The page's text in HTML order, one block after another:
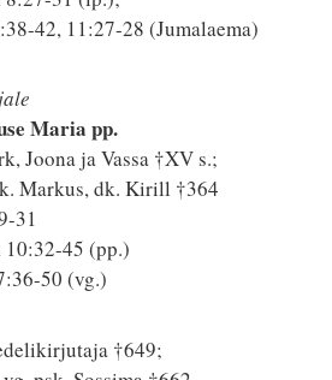
42, 11:27-28 (Jumalaema)
Maria pp.
Joona ja Vassa †XV s.;
Markus, dk. Kirill †364
31
45 (pp.)
50 (vg.)
†649;